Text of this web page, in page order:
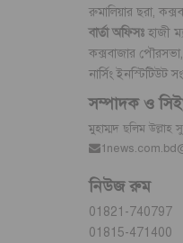
রুমালিয়ার ছরা,
বার্তা অফিসঃ হাজী
কক্সবাজার
নার্সিং ইনস্টিটিউট
সম্পাদক ও
মুহাম্মদ ছলিম উল্লাহ
নিউজ রুম
01821-740797
01815-471400